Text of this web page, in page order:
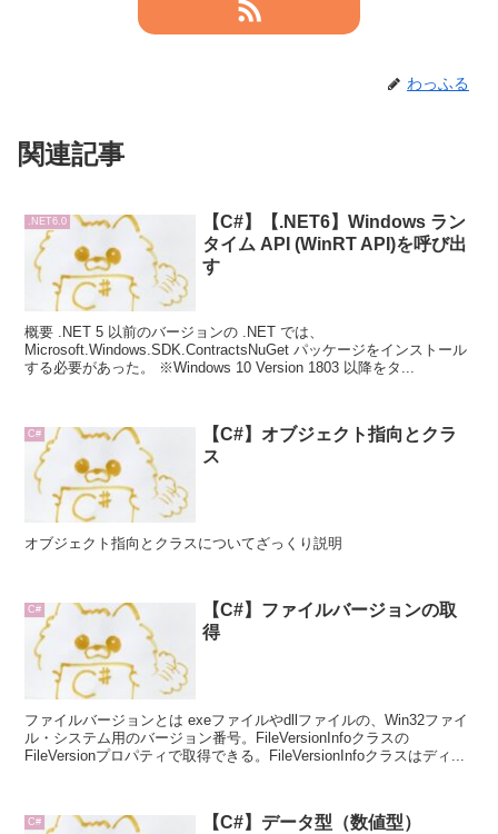
わっふる
関連記事
.NET6.0
【C#】【.NET6】Windows ラン
タイム API (WinRT API)を呼び出
す
概要 .NET 5 以前のバージョンの .NET では、
Microsoft.Windows.SDK.ContractsNuGet パッケージをインストール
する必要があった。 ※Windows 10 Version 1803 以降をタ...
C#
【C#】オブジェクト指向とクラ
ス
オブジェクト指向とクラスについてざっくり説明
C#
【C#】ファイルバージョンの取
得
ファイルバージョンとは exeファイルやdllファイルの、Win32ファイ
ル・システム用のバージョン番号。FileVersionInfoクラスの
FileVersionプロパティで取得できる。FileVersionInfoクラスはディ...
C# 【C#】データ型（数値型）